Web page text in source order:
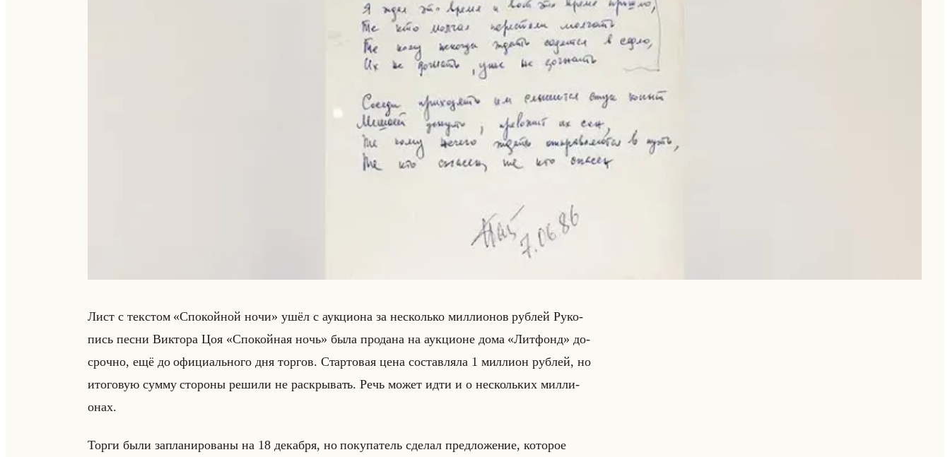
Лист с тек­стом «Спокойной ночи» ушёл с аук­ци­она за несколько мил­ли­онов руб­лей Ру­ко­
пись песни Вик­то­ра Цоя «Спокойная ночь» была про­да­на на аук­ци­оне дома «Литфонд» до­
сроч­но, ещё до офи­ци­ально­го дня тор­гов. Стар­то­вая цена со­став­ля­ла 1 мил­ли­он руб­лей, но
ито­го­вую сумму сто­ро­ны ре­ши­ли не рас­кры­вать. Речь может идти и о нескольких мил­ли­
онах.
Торги были за­пла­ни­ро­ва­ны на 18 де­каб­ря, но по­ку­па­тель сде­лал пред­ло­же­ние, ко­то­рое